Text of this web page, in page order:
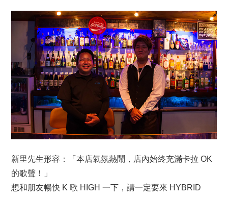
新里先生形容：「本店氣氛熱鬧，店內始終充滿卡拉 OK
的歌聲！」
想和朋友暢快 K 歌 HIGH 一下，請一定要來 HYBRID